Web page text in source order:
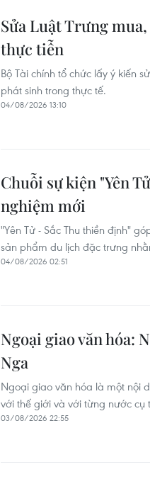
Sửa Luật Trưng
thực tiễn
Bộ Tài chính tổ chức lấy ý kiến
phát sinh trong thực tế.
04/08/2026 13:10
Chuỗi sự kiện "Yên
nghiệm mới
"Yên Tử - Sắc Thu thiền định"
sản phẩm du lịch đặc trưng
04/08/2026 02:51
Ngoại giao văn hóa:
Nga
Ngoại giao văn hóa là một nội
với thế giới và với từng nước
03/08/2026 22:55